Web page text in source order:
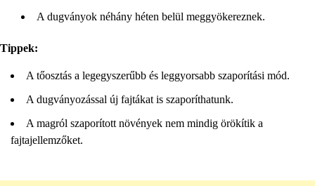
A dugványok néhány héten belül meggyökereznek.
Tippek:
A tőosztás a legegyszerűbb és leggyorsabb szaporítási mód.
A dugványozással új fajtákat is szaporíthatunk.
A magról szaporított növények nem mindig örökítik a
fajtajellemzőket.